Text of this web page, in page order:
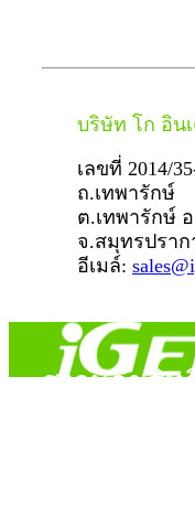
บริษัท โก อิน
เลขที่ 2014/
ถ.เทพารักษ์
ต.เทพารักษ์
จ.สมุทรปราก
อีเมล์:
สงวนลิขสิท